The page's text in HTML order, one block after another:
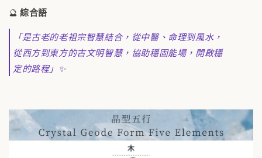
🔮綜合語
「是古老的老祖宗智慧結合，從中醫、命理到風水，
從西方到東方的古文明智慧，協助穩固能場，開啟穩
定的路程」✨